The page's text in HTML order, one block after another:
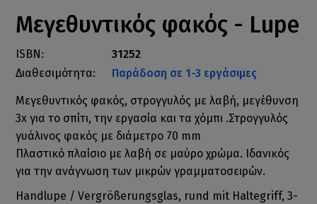
Μεγεθυντικός φακός - Lupe
ISBN:
31252
Διαθεσιμότητα:
Παράδοση σε 1-3 εργάσιμες
Μεγεθυντικός φακός, στρογγυλός με λαβή, μεγέθυνση
3x για το σπίτι, την εργασία και τα χόμπι .Στρογγυλός
γυάλινος φακός με διάμετρο 70 mm
Πλαστικό πλαίσιο με λαβή σε μαύρο χρώμα. Ιδανικός
για την ανάγνωση των μικρών γραμματοσειρών.
Handlupe / Vergrößerungsglas, rund mit Haltegriff, 3-